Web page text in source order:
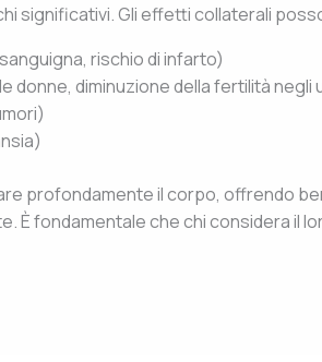
significativi. Gli effetti collaterali
rischio di infarto)
donne, diminuzione della fertilità negli
profondamente il corpo, offrendo
È fondamentale che chi considera il